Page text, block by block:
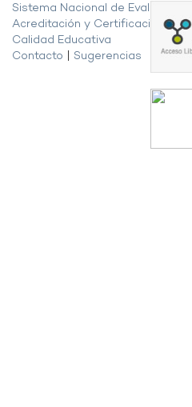
Sistema Nacional de Evaluación,
Acreditación y Certificación de la
Calidad Educativa
Contacto
Sugerencias